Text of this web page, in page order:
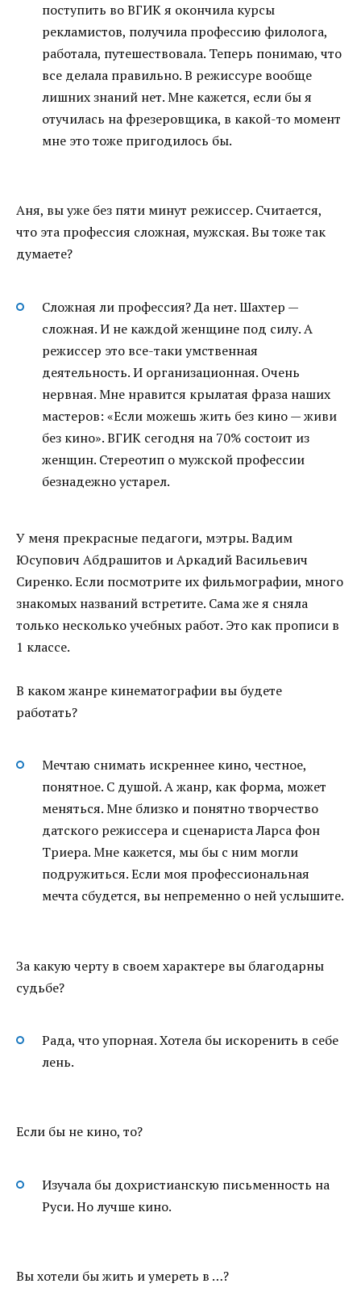
поступить во ВГИК я окончила курсы
рекламистов, получила профессию филолога,
работала, путешествовала. Теперь понимаю, что
все делала правильно. В режиссуре вообще
лишних знаний нет. Мне кажется, если бы я
отучилась на фрезеровщика, в какой-то момент
мне это тоже пригодилось бы.
Аня, вы уже без пяти минут режиссер. Считается,
что эта профессия сложная, мужская. Вы тоже так
думаете?
Сложная ли профессия? Да нет. Шахтер —
сложная. И не каждой женщине под силу. А
режиссер это все-таки умственная
деятельность. И организационная. Очень
нервная. Мне нравится крылатая фраза наших
мастеров: «Если можешь жить без кино — живи
без кино». ВГИК сегодня на 70% состоит из
женщин. Стереотип о мужской профессии
безнадежно устарел.
У меня прекрасные педагоги, мэтры. Вадим
Юсупович Абдрашитов и Аркадий Васильевич
Сиренко. Если посмотрите их фильмографии, много
знакомых названий встретите. Сама же я сняла
только несколько учебных работ. Это как прописи в
1 классе.
В каком жанре кинематографии вы будете
работать?
Мечтаю снимать искреннее кино, честное,
понятное. С душой. А жанр, как форма, может
меняться. Мне близко и понятно творчество
датского режиссера и сценариста Ларса фон
Триера. Мне кажется, мы бы с ним могли
подружиться. Если моя профессиональная
мечта сбудется, вы непременно о ней услышите.
За какую черту в своем характере вы благодарны
судьбе?
Рада, что упорная. Хотела бы искоренить в себе
лень.
Если бы не кино, то?
Изучала бы дохристианскую письменность на
Руси. Но лучше кино.
Вы хотели бы жить и умереть в …?